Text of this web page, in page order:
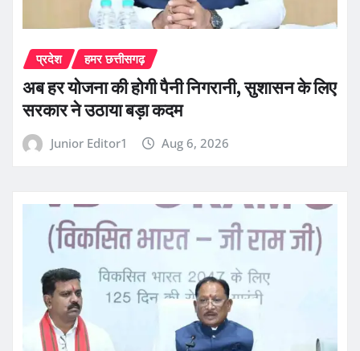
प्रदेश हमर छत्तीसगढ़
अब हर योजना की होगी पैनी निगरानी, सुशासन के लिए
सरकार ने उठाया बड़ा कदम
Junior Editor1 Aug 6, 2026